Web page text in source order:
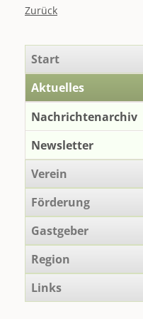
Zurück
überspringen
Start
Aktuelles
Nachrichtenarchiv
Newsletter
Verein
Förderung
Gastgeber
Region
Links